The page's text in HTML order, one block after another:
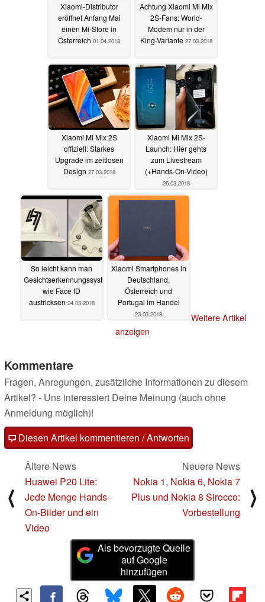
Xiaomi-Distributor
eröffnet Anfang Mai
einen Mi-Store in
Österreich 01.04.2018
Achtung Xiaomi Mi Mix
2S-Fans: World-
Modem nur in der
King-Variante 27.03.2018
Xiaomi Mi Mix 2S
offiziell: Starkes
Upgrade im zeitlosen
Design 27.03.2018
Xiaomi Mi Mix 2S-
Launch: Hier gehts
zum Livestream
(+Hands-On-Video)
26.03.2018
So leicht kann man
Gesichtserkennungssysteme
wie Face ID
austricksen 24.03.2018
Xiaomi Smartphones in
Deutschland,
Österreich und
Portugal im Handel
23.03.2018
Weitere Artikel
anzeigen
Kommentare
Fragen, Anregungen, zusätzliche Informationen zu diesem
Artikel? - Uns interessiert Deine Meinung (auch ohne
Anmeldung möglich)!
Diesen Artikel kommentieren / Antworten
⟨
Ältere News
Huawei P20 Lite:
Jede Menge Hands-
On-Bilder und ein
Video
Neuere News
Nokia 1, Nokia 6, Nokia 7
Plus und Nokia 8 Sirocco:
Vorbestellung
⟩
Als bevorzugte Quelle
auf Google
hinzufügen